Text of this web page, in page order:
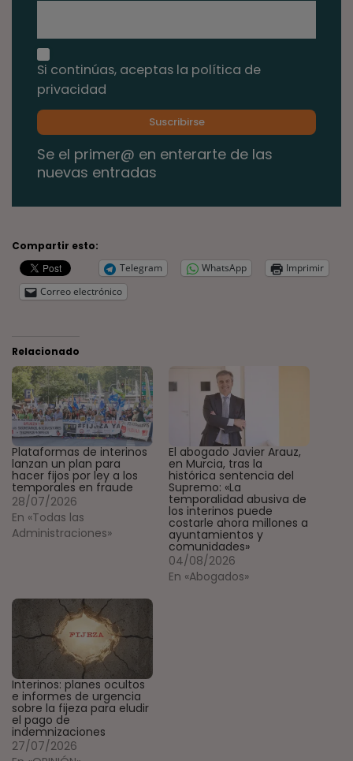
Si continúas, aceptas la política de
privacidad
Se el primer@ en enterarte de las
nuevas entradas
Compartir esto:
Telegram
WhatsApp
Imprimir
Correo electrónico
Relacionado
Plataformas de interinos
lanzan un plan para
hacer fijos por ley a los
temporales en fraude
28/07/2026
En «Todas las
Administraciones»
El abogado Javier Arauz,
en Murcia, tras la
histórica sentencia del
Supremo: «La
temporalidad abusiva de
los interinos puede
costarle ahora millones a
ayuntamientos y
comunidades»
04/08/2026
En «Abogados»
Interinos: planes ocultos
e informes de urgencia
sobre la fijeza para eludir
el pago de
indemnizaciones
27/07/2026